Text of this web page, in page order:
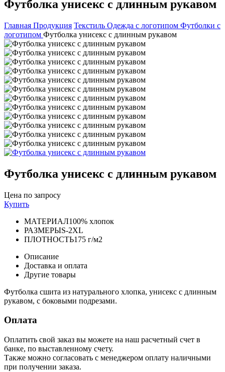
Футболка унисекс с длинным рукавом
Главная Продукция Текстиль Одежда с логотипом Футболки с
логотипом Футболка унисекс с длинным рукавом
Футболка унисекс с длинным рукавом
Цена по запросу
Купить
МАТЕРИАЛ100% хлопок
РАЗМЕРЫS-2XL
ПЛОТНОСТЬ175 г/м2
Описание
Доставка и оплата
Другие товары
Футболка сшита из натурального хлопка, унисекс с длинным
рукавом, с боковыми подрезами.
Оплата
Оплатить свой заказ вы можете на наш расчетный счет в
банке, по выставленному счету.
Также можно согласовать с менеджером оплату наличными
при получении заказа.